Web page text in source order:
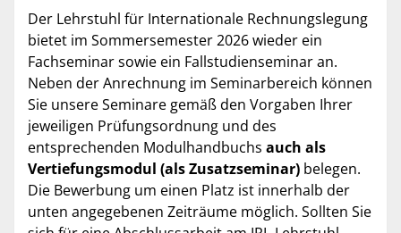
Der Lehrstuhl für Internationale Rechnungslegung
bietet im Sommersemester 2026 wieder ein
Fachseminar sowie ein Fallstudienseminar an.
Neben der Anrechnung im Seminarbereich können
Sie unsere Seminare gemäß den Vorgaben Ihrer
jeweiligen Prüfungsordnung und des
entsprechenden Modulhandbuchs auch als
Vertiefungsmodul (als Zusatzseminar) belegen.
Die Bewerbung um einen Platz ist innerhalb der
unten angegebenen Zeiträume möglich. Sollten Sie